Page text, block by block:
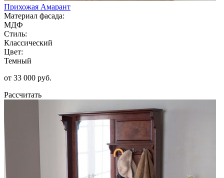
Прихожая Амарант
Материал фасада:
МДФ
Стиль:
Классический
Цвет:
Темный
от 33 000 руб.
Рассчитать